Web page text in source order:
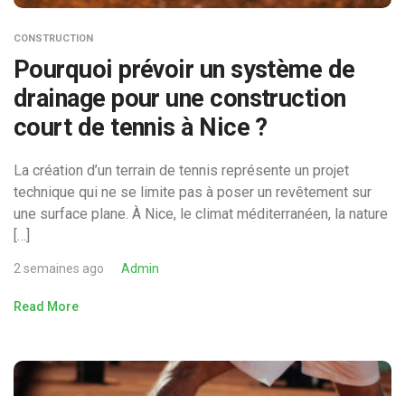
CONSTRUCTION
Pourquoi prévoir un système de
drainage pour une construction
court de tennis à Nice ?
La création d’un terrain de tennis représente un projet
technique qui ne se limite pas à poser un revêtement sur
une surface plane. À Nice, le climat méditerranéen, la nature
[…]
2 semaines ago Admin
Read More